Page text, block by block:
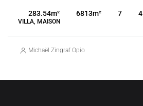
283.54m² 6813m² 7 4
VILLA, MAISON
Michaël Zingraf Opio